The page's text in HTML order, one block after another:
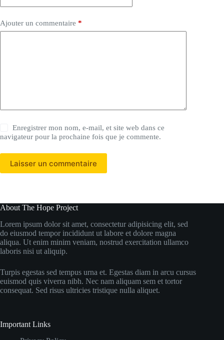
Ajouter un commentaire *
Enregistrer mon nom, e-mail, et site web dans ce
navigateur pour la prochaine fois que je commente.
Laisser un commentaire
About The Hope Project
Lorem ipsum dolor sit amet, consectetur adipisicing elit, sed
do eiusmod tempor incididunt ut labore et dolore magna
aliqua. Ut enim minim veniam, nostrud exercitation ullamco
laboris nisi ut aliquip.
Turpis egestas sed tempus urna et. Egestas diam in arcu cursus
euismod quis viverra nibh. Nec nam aliquam sem et tortor
consequat. Sed risus ultricies tristique nulla aliquet.
Important Links